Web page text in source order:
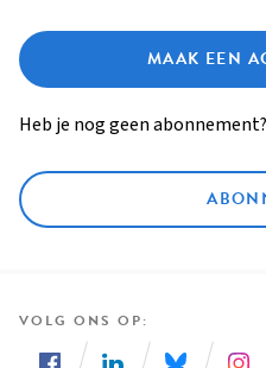
MAAK EEN
Heb je nog geen abonnement?
VOLG ONS OP